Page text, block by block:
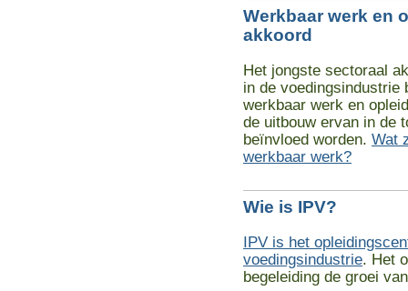
Werkbaar werk en
akkoord
Het jongste sectoraal
in de voedingsindustrie
werkbaar werk en
de uitbouw ervan in de
beïnvloed worden. Wat
werkbaar werk?
Wie is IPV?
IPV is het
voedingsindustrie. Het
begeleiding de groei